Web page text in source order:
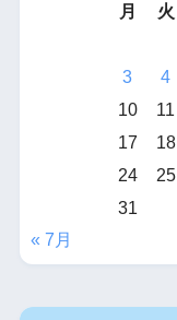
月
火
3
4
10
11
17
18
24
25
31
« 7月